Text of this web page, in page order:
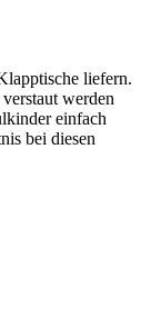
liefern.
werden
einfach
bei diesen